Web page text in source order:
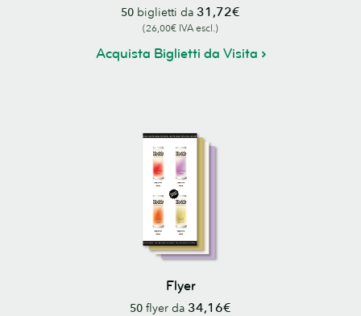
50 biglietti da 31,72€
(26,00€ IVA escl.)
Acquista Biglietti da Visita
Flyer
50 flyer da 34,16€